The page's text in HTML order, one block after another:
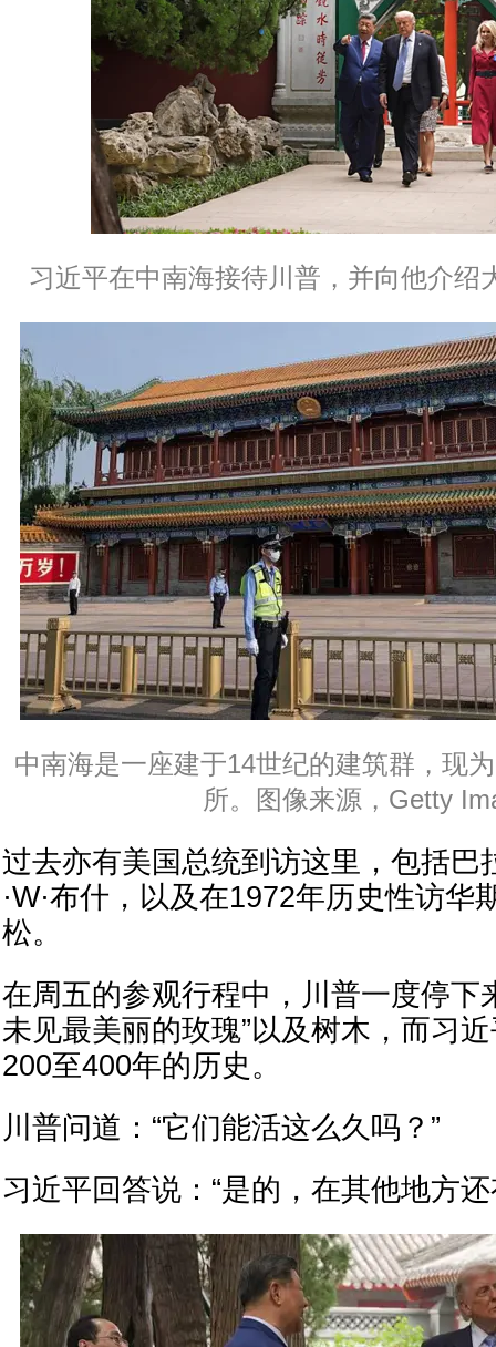
习近平在中南海接待川普，并向他介绍
中南海是一座建于14世纪的建筑群，现
所。图像来源，Getty
过去亦有美国总统到访这里，包括巴
·W·布什，以及在1972年历史性访华
松。
在周五的参观行程中，川普一度停下
未见最美丽的玫瑰”以及树木，而习
200至400年的历史。
川普问道：“它们能活这么久吗？”
习近平回答说：“是的，在其他地方